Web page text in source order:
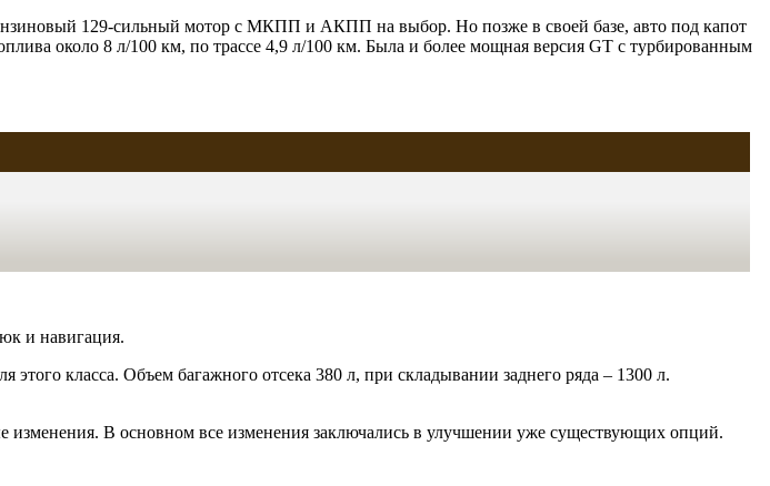
129-сильный мотор с МКПП и АКПП на выбор. Но позже в своей базе, авто под капот
около 8 л/100 км, по трассе 4,9 л/100 км. Была и более мощная версия GT с турбированным
и навигация.
класса. Объем багажного отсека 380 л, при складывании заднего ряда – 1300 л.
изменения. В основном все изменения заключались в улучшении уже существующих опций.